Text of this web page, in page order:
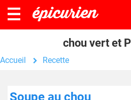
chou vert et
Accueil Recette
Soupe au chou